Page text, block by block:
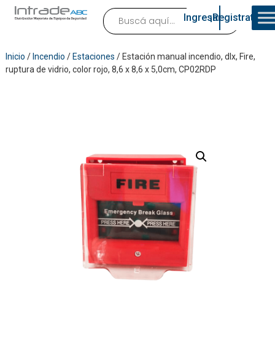
Ingresar¡Registrate!
Inicio / Incendio / Estaciones / Estación manual incendio, dlx, Fire,
ruptura de vidrio, color rojo, 8,6 x 8,6 x 5,0cm, CP02RDP